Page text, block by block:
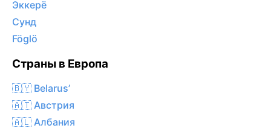
Эккерё
Сунд
Föglö
Страны в Европа
🇧🇾 Belarus’
🇦🇹 Австрия
🇦🇱 Албания